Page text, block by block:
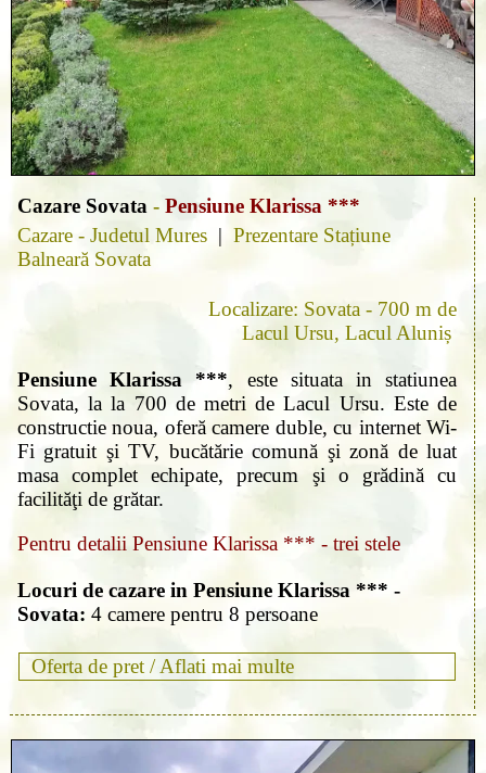
Cazare Sovata - Pensiune Klarissa ***
Cazare - Judetul Mures | Prezentare Stațiune
Balneară Sovata
Localizare: Sovata - 700 m de
Lacul Ursu, Lacul Aluniș
Pensiune Klarissa ***, este situata in statiunea
Sovata, la la 700 de metri de Lacul Ursu. Este de
constructie noua, oferă camere duble, cu internet Wi-
Fi gratuit şi TV, bucătărie comună şi zonă de luat
masa complet echipate, precum şi o grădină cu
facilităţi de grătar.
Pentru detalii Pensiune Klarissa *** - trei stele
Locuri de cazare in Pensiune Klarissa *** -
Sovata: 4 camere pentru 8 persoane
Oferta de pret / Aflati mai multe